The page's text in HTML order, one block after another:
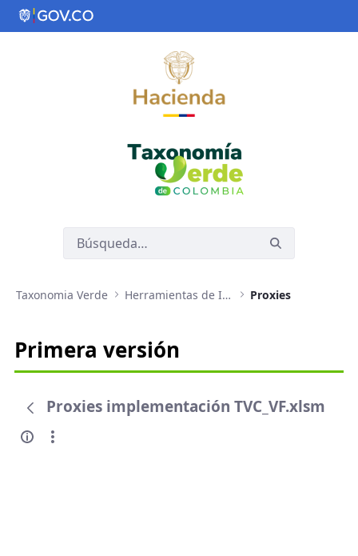
Saltar al contenido principal
Taxonomia Verde Herramientas de Implementación de Taxonomía Verde Proxies
Primera versión
Proxies implementación TVC_VF.xlsm